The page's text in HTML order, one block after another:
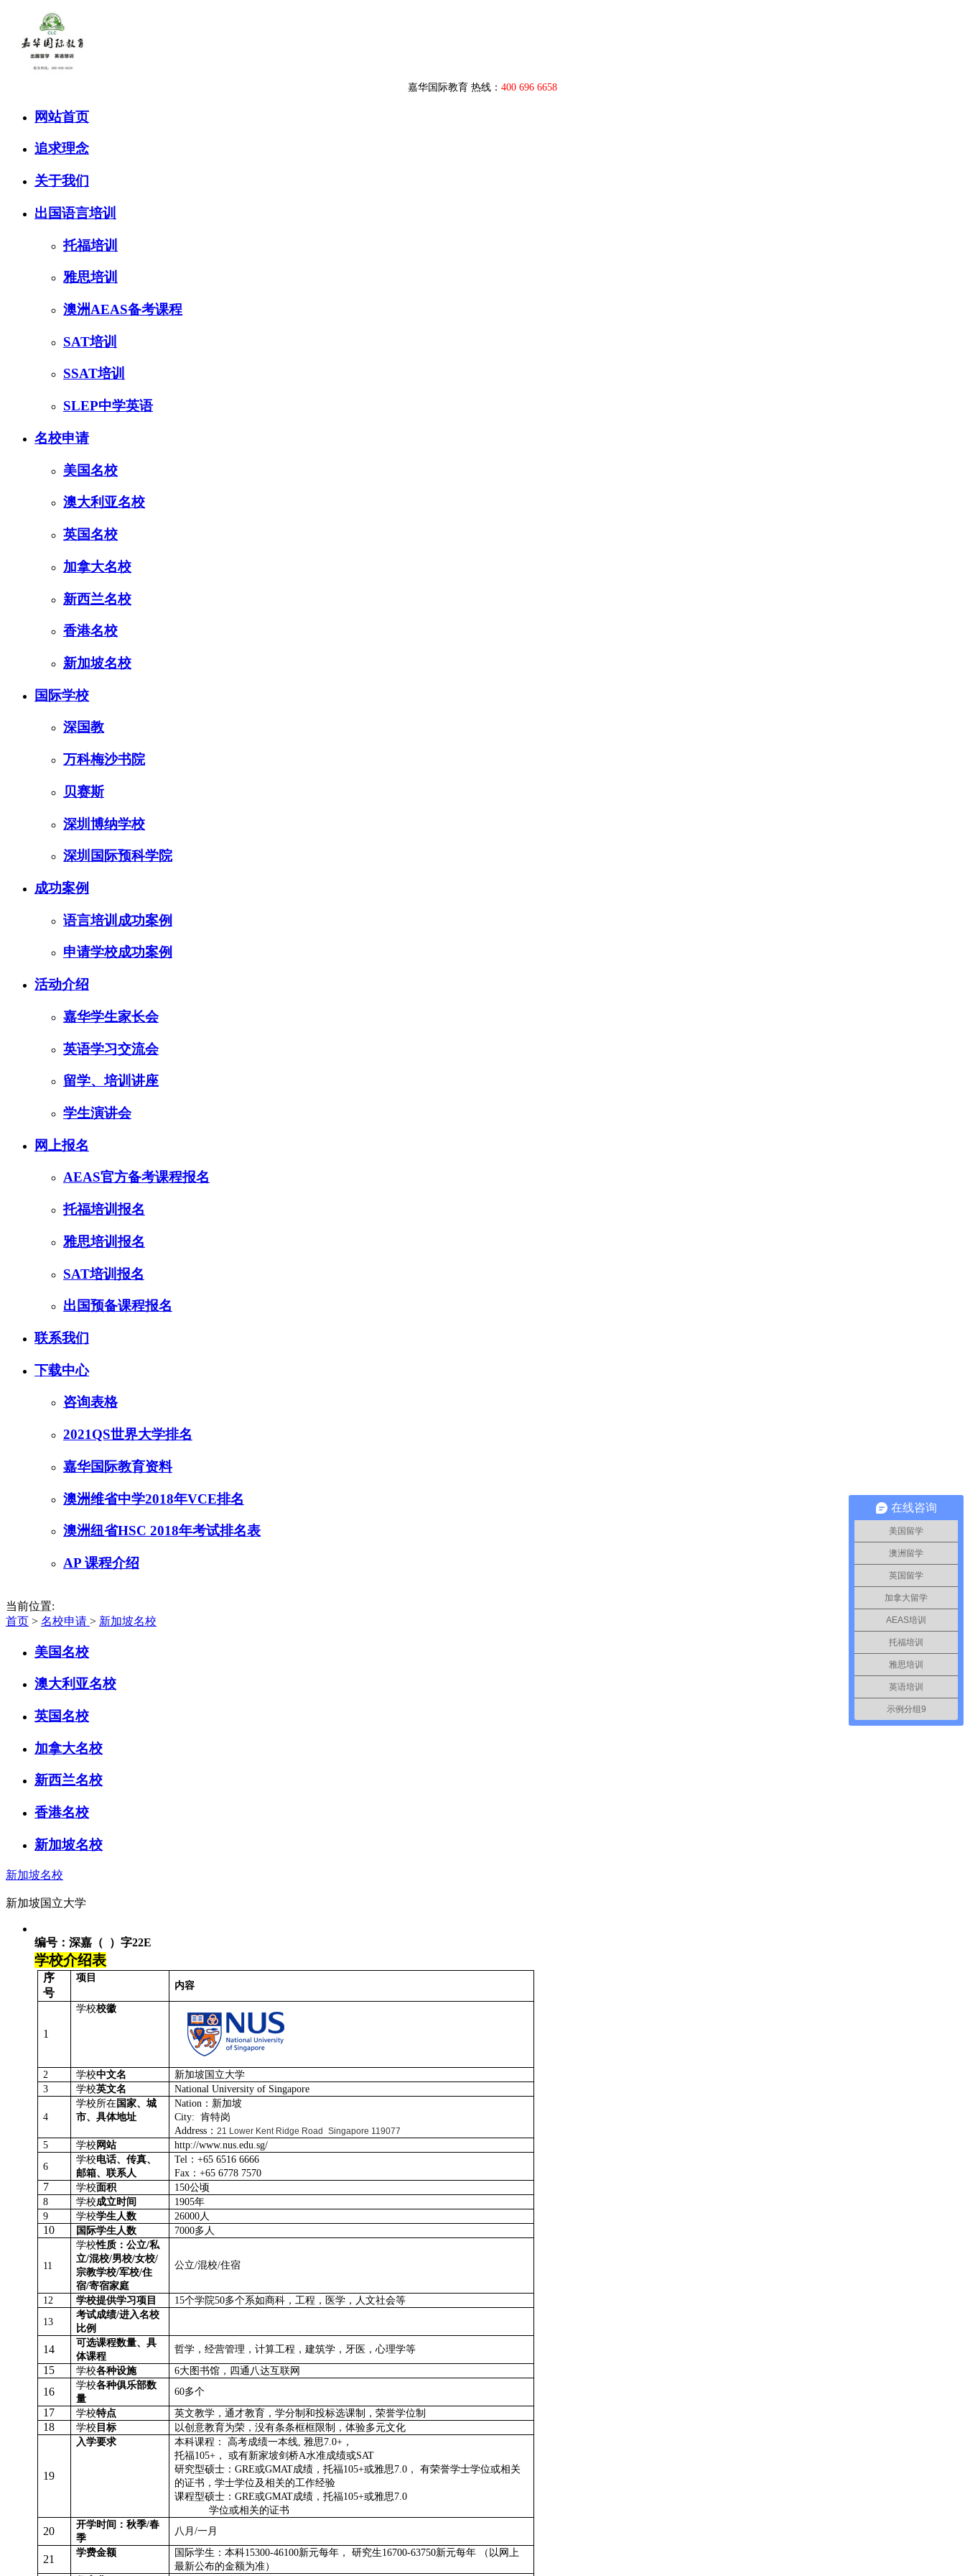
嘉华国际教育 热线： 400 696 6658
网站首页
追求理念
关于我们
出国语言培训
托福培训
雅思培训
澳洲AEAS备考课程
SAT培训
SSAT培训
SLEP中学英语
名校申请
美国名校
澳大利亚名校
英国名校
加拿大名校
新西兰名校
香港名校
新加坡名校
国际学校
深国教
万科梅沙书院
贝赛斯
深圳博纳学校
深圳国际预科学院
成功案例
语言培训成功案例
申请学校成功案例
活动介绍
嘉华学生家长会
英语学习交流会
留学、培训讲座
学生演讲会
网上报名
AEAS官方备考课程报名
托福培训报名
雅思培训报名
SAT培训报名
出国预备课程报名
联系我们
下载中心
咨询表格
2021QS世界大学排名
嘉华国际教育资料
澳洲维省中学2018年VCE排名
澳洲纽省HSC 2018年考试排名表
AP 课程介绍
当前位置:
首页 > 名校申请 > 新加坡名校
美国名校
澳大利亚名校
英国名校
加拿大名校
新西兰名校
香港名校
新加坡名校
新加坡名校
新加坡国立大学
编号：深嘉（ ）字22E
学校介绍表
序
号
项目
内容
1
学校校徽
2 学校中文名
新加坡国立大学
3
学校英文名 National University of Singapore
4
学校所在国家、城
市、具体地址
Nation ：新加坡
City: 肯特岗
Address ： 21 Lower Kent Ridge Road Singapore 119077
5 学校 网站
http://www.nus.edu.sg/
6
学校电话、传真、
邮箱、联系人
Tel ： +65 6516 6666
Fax ： +65 6778 7570
7 学校面积 150公顷
8
学校成立时间 1905年
9
学校学生人数 26000 人
10 国际学生人数 7000多人
11
学校性质：公立/私
立/混校/男校/女校/
宗教学校/军校/住
宿/寄宿家庭
公立/混校/住宿
12 学校提供学习项目 15个学院50多个系如商科，工程，医学，人文社会等
13
考试成绩/进入名校
比例
14
可选课程数量、具
体课程
哲学，经营管理，计算工程，建筑学，牙医，心理学等
15 学校各种设施 6大图书馆，四通八达互联网
16
学校各种俱乐部数
量
60多个
17 学校特点 英文教学，通才教育，学分制和投标选课制，荣誉学位制
18 学校 目标 以创意教育为荣，没有条条框框限制，体验多元文化
19
入学要求 本科课程： 高考成绩一本线 雅思7 .0+ ，
托福105+ ， 或有新家坡剑桥A水准成绩或SAT
研究型硕士： GRE或GMAT成绩，托福105+或雅思7 .0 ， 有荣誉学士学位或相关
的证书，学士学位及相关的工作经验
课程型硕士： GRE或GMAT成绩 ，托福105+或雅思7 .0
学位或相关的证书
20
开学时间：秋季/春
季
八月 /一月
21
学费金额 国际学生：本科15300-46100新元每年， 研究生16700-63750新元每年
（以网上
最新公布的金额为准）
在线咨询
美国留学
澳洲留学
英国留学
加拿大留学
AEAS培训
托福培训
雅思培训
英语培训
示例分组9